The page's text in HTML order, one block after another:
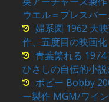
ウエル＝プレスバ
婦系図 1962 大
作、五度目の映
青葉繁れる
ひさしの自伝的小
ボビー Bobby
ー製作 MGM/ワイ